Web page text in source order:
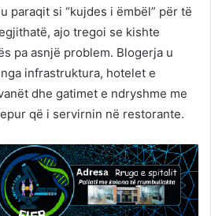
paraqit si “kujdes i ëmbël” për të
ajo tregoi se kishte
pa asnjë problem. Blogerja u
infrastruktura, hotelet e
dhe gatimet e ndryshme me
që i servirnin në restorante.